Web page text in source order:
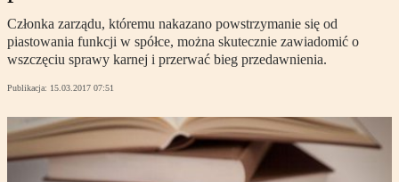
Członka zarządu, któremu nakazano powstrzymanie się od
piastowania funkcji w spółce, można skutecznie zawiadomić o
wszczęciu sprawy karnej i przerwać bieg przedawnienia.
Publikacja: 15.03.2017 07:51